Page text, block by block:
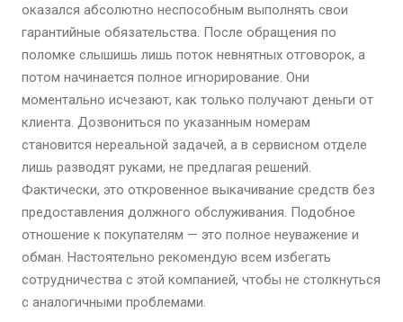
оказался абсолютно неспособным выполнять свои
гарантийные обязательства. После обращения по
поломке слышишь лишь поток невнятных отговорок, а
потом начинается полное игнорирование. Они
моментально исчезают, как только получают деньги от
клиента. Дозвониться по указанным номерам
становится нереальной задачей, а в сервисном отделе
лишь разводят руками, не предлагая решений.
Фактически, это откровенное выкачивание средств без
предоставления должного обслуживания. Подобное
отношение к покупателям — это полное неуважение и
обман. Настоятельно рекомендую всем избегать
сотрудничества с этой компанией, чтобы не столкнуться
с аналогичными проблемами.